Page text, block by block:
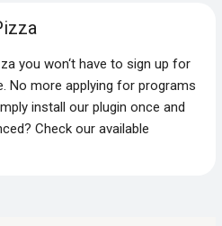
you won‘t have to sign up for
No more applying for programs
install our plugin once and
Check our available